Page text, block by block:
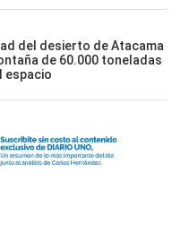
del desierto de Atacama
de 60.000 toneladas
espacio